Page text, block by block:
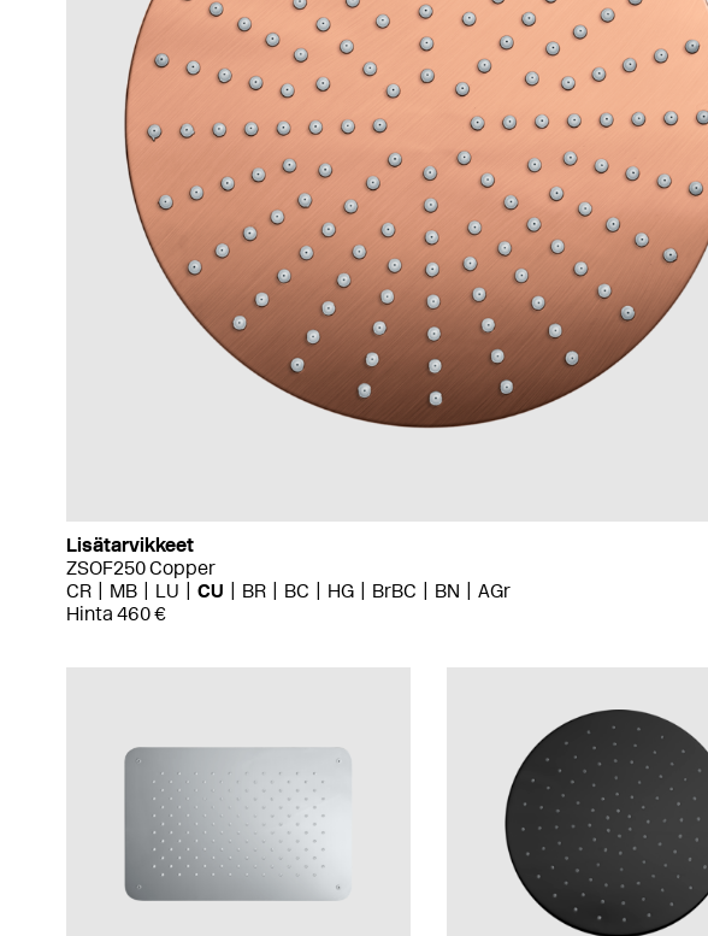
Lisätarvikkeet
ZSOF250 Copper
CR
MB LU CU BR BC HG BrBC BN
AGr
Hinta 460 €